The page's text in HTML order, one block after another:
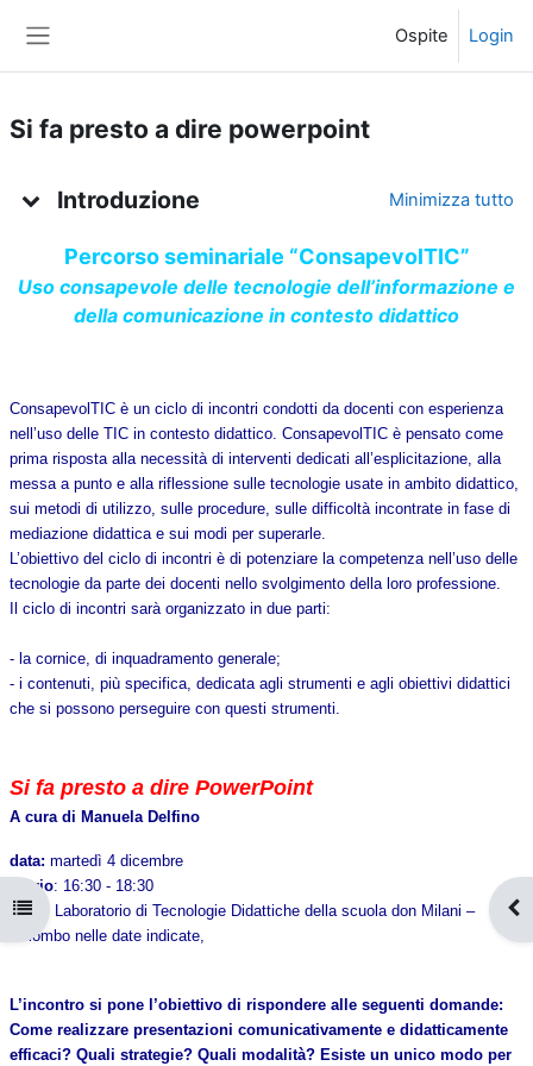
Ospite Login
Apri indice del corso
Si fa presto a dire powerpoint
Introduzione Minimizza tutto
Percorso seminariale “ConsapevolTIC”
Uso consapevole delle tecnologie dell’informazione e
della comunicazione in contesto didattico
ConsapevolTIC è un ciclo di incontri condotti da docenti con esperienza
nell’uso delle TIC in contesto didattico. ConsapevolTIC è pensato come
prima risposta alla necessità di interventi dedicati all’esplicitazione, alla
messa a punto e alla riflessione sulle tecnologie usate in ambito didattico,
sui metodi di utilizzo, sulle procedure, sulle difficoltà incontrate in fase di
mediazione didattica e sui modi per superarle.
L’obiettivo del ciclo di incontri è di potenziare la competenza nell’uso delle
tecnologie da parte dei docenti nello svolgimento della loro professione.
Il ciclo di incontri sarà organizzato in due parti:
- la cornice, di inquadramento generale;
- i contenuti, più specifica, dedicata agli strumenti e agli obiettivi didattici
che si possono perseguire con questi strumenti.
Si fa presto a dire PowerPoint
A cura di Manuela Delfino
data: martedì 4 dicembre
orario: 16:30 - 18:30
dove
: Laboratorio di Tecnologie Didattiche della scuola don Milani –
Colombo nelle date indicate,
L’incontro si pone l’obiettivo di rispondere alle seguenti domande:
Come realizzare presentazioni comunicativamente e didatticamente
efficaci? Quali strategie? Quali modalità? Esiste un unico modo per